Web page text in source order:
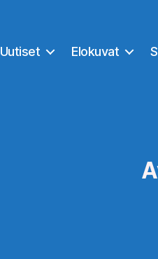
Uutiset Elokuvat